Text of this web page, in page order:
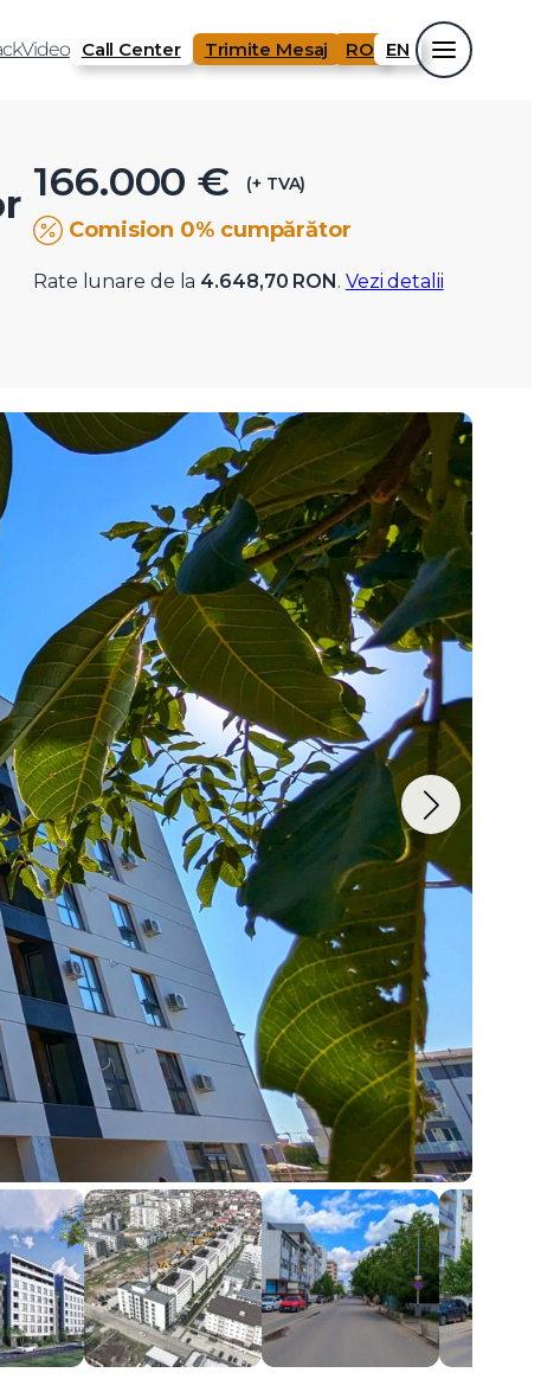
Video Call Center Trimite Mesaj RO EN
166.000 € (+ TVA)
Comision 0% cumpărător
Rate lunare de la 4.648,70 RON. Vezi detalii